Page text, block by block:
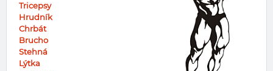
Tricepsy
Hrudník
Chrbát
Brucho
Stehná
Lýtka